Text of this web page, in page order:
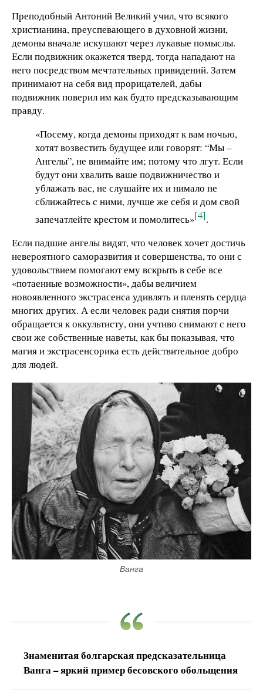
Преподобный Антоний Великий учил, что всякого
христианина, преуспевающего в духовной жизни,
демоны вначале искушают через лукавые помыслы.
Если подвижник окажется тверд, тогда нападают на
него посредством мечтательных привидений. Затем
принимают на себя вид прорицателей, дабы
подвижник поверил им как будто предсказывающим
правду.
«Посему, когда демоны приходят к вам ночью,
хотят возвестить будущее или говорят: “Мы –
Ангелы”, не внимайте им; потому что лгут. Если
будут они хвалить ваше подвижничество и
ублажать вас, не слушайте их и нимало не
сближайтесь с ними, лучше же себя и дом свой
запечатлейте крестом и помолитесь»[4].
Если падшие ангелы видят, что человек хочет достичь
невероятного саморазвития и совершенства, то они с
удовольствием помогают ему вскрыть в себе все
«потаенные возможности», дабы величием
новоявленного экстрасенса удивлять и пленять сердца
многих других. А если человек ради снятия порчи
обращается к оккультисту, они учтиво снимают с него
свои же собственные наветы, как бы показывая, что
магия и экстрасенсорика есть действительное добро
для людей.
Ванга
Знаменитая болгарская предсказательница
Ванга – яркий пример бесовского обольщения